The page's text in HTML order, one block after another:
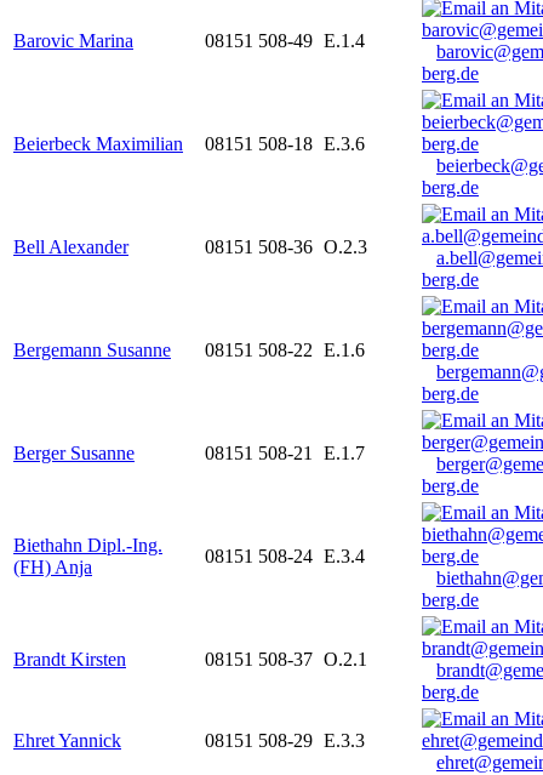
Barovic Marina 08151 508-49 E.1.4
berg.de
Beierbeck Maximilian 08151 508-18 E.3.6
berg.de
Bell Alexander 08151 508-36 O.2.3
berg.de
Bergemann Susanne 08151 508-22 E.1.6
berg.de
Berger Susanne 08151 508-21 E.1.7
berg.de
Biethahn Dipl.-Ing.
(FH) Anja
08151 508-24 E.3.4
berg.de
Brandt Kirsten 08151 508-37 O.2.1
berg.de
Ehret Yannick 08151 508-29 E.3.3